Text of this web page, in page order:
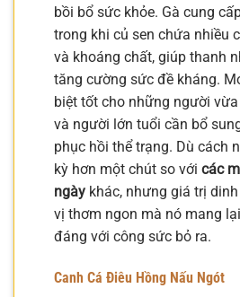
bồi bổ sức khỏe. Gà cung
trong khi củ sen chứa nhiều
và khoáng chất, giúp thanh
tăng cường sức đề kháng.
biệt tốt cho những người
và người lớn tuổi cần bổ
phục hồi thể trạng. Dù cách
kỳ hơn một chút so với các
ngày khác, nhưng giá trị
vị thơm ngon mà nó mang
đáng với công sức bỏ ra.
Canh Cá Điêu Hồng Nấu Ngót